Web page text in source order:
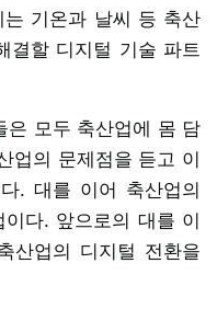
기온과 날씨 등 축산
결할 디지털 기술 파트
은 모두 축산업에 몸 담
업의 문제점을 듣고 이
. 대를 이어 축산업의
다. 앞으로의 대를 이
산업의 디지털 전환을